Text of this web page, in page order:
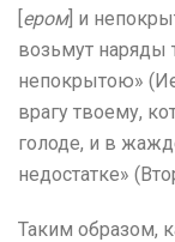
[ером] и
возьмут наряды
непокрытою»
врагу твоему,
голоде, и в
недостатке»
Таким образом,